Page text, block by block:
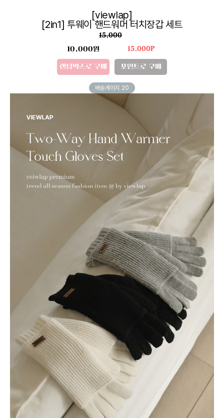
[viewlap]
[2in1] 투웨이 핸드워머 터치장갑 세트
15,000
10,000원
랜덤박스로 구매
15,000P
포인트로 구매
배송게이지 20